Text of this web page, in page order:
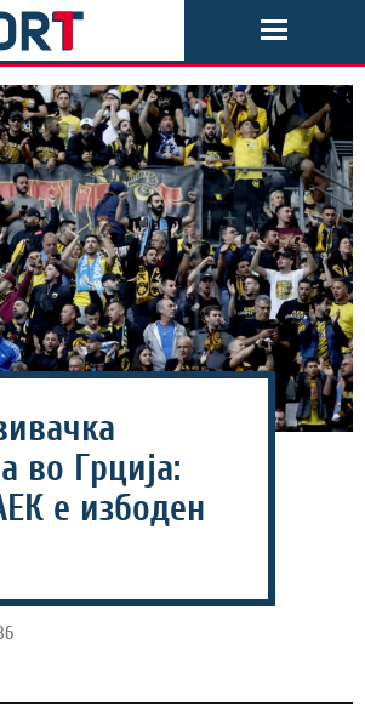
во Грција:
е избоден